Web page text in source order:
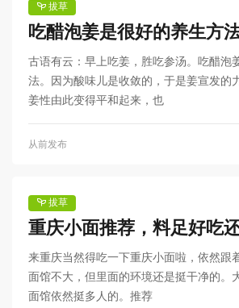
拔草
吃醋泡姜是很好的养生方
古语有云：早上吃姜，胜吃参汤。吃醋泡
法。因为酸味儿是收敛的，于是姜宣发的
姜性由此变得平和起来，也
从前发布
拔草
重庆小面推荐，料足好吃
来重庆当然得吃一下重庆小面啦，依然跟
面馆不大，但里面的环境还是挺干净的。
面馆依然挺多人的。推荐